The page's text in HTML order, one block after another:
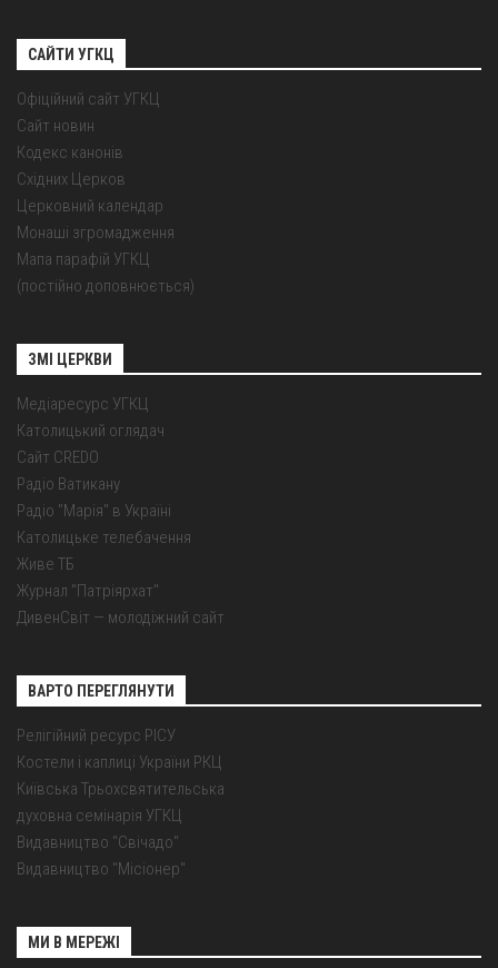
САЙТИ УГКЦ
Офіційний сайт УГКЦ
Сайт новин
Кодекс канонів
Східних Церков
Церковний календар
Монаші згромадження
Мапа парафій УГКЦ
(постійно доповнюється)
ЗМІ ЦЕРКВИ
Медіаресурс УГКЦ
Католицький оглядач
Сайт CREDO
Радіо Ватикану
Радіо "Марія" в Україні
Католицьке телебачення
Живе ТБ
Журнал "Патріярхат"
ДивенСвіт — молодіжний сайт
ВАРТО ПЕРЕГЛЯНУТИ
Релігійний ресурс РІСУ
Костели і каплиці України РКЦ
Київська Трьохсвятительська
духовна семінарія УГКЦ
Видавництво "Свічадо"
Видавництво "Місіонер"
МИ В МЕРЕЖІ